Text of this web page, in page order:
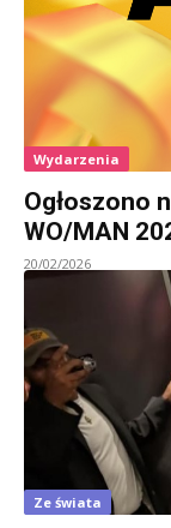
Wydarzenia
Ogłoszono
WO/MAN
20/02/2026
Ze świata